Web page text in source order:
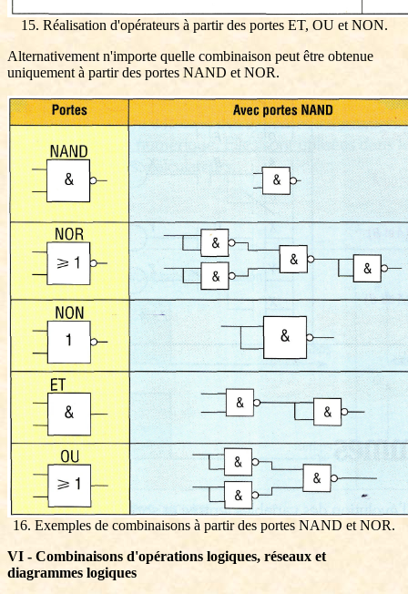
15. Réalisation d'opérateurs à partir des portes ET, OU et NON.
Alternativement n'importe quelle combinaison peut être obtenue
uniquement à partir des portes NAND et NOR.
16. Exemples de combinaisons à partir des portes NAND et NOR.
VI - Combinaisons d'opérations logiques, réseaux et
diagrammes logiques